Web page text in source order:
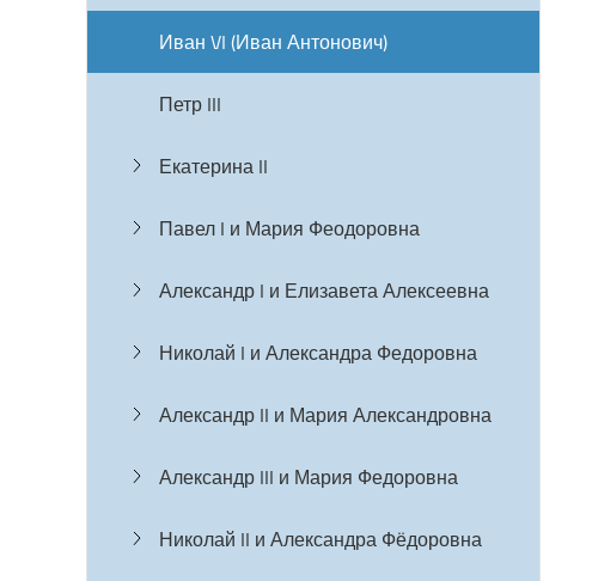
Иван VI (Иван Антонович)
Петр III
Екатерина II
Павел I и Мария Феодоровна
Александр I и Елизавета Алексеевна
Николай I и Александра Федоровна
Александр II и Мария Александровна
Александр III и Мария Федоровна
Николай II и Александра Фёдоровна